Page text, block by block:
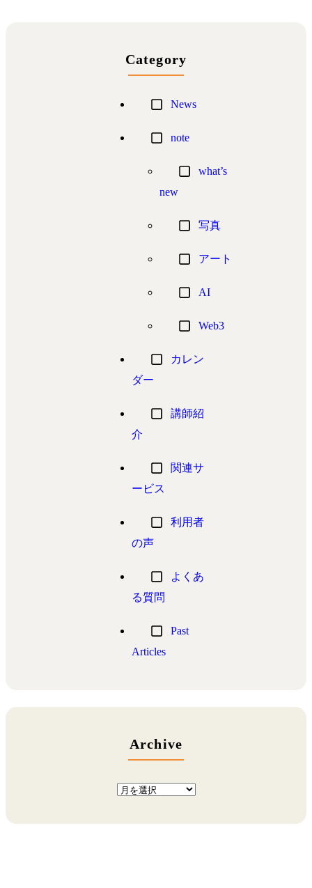
Category
News
note
what’s
new
写真
アート
AI
Web3
カレン
ダー
講師紹
介
関連サ
ービス
利用者
の声
よくあ
る質問
Past
Articles
Archive